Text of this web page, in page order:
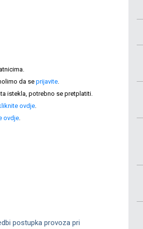
da seprijavite.
istekla, potrebno se pretplatiti.
ovdje.
ovdje.
postupka provoza pri